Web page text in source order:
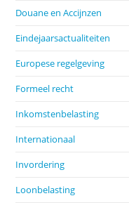
Douane en Accijnzen
Eindejaarsactualiteiten
Europese regelgeving
Formeel recht
Inkomstenbelasting
Internationaal
Invordering
Loonbelasting